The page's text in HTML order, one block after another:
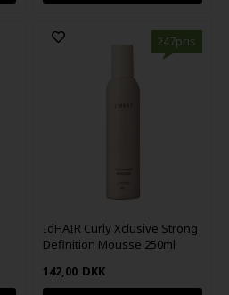
247pris
IdHAIR Curly Xclusive Strong
Definition Mousse 250ml
142,00 DKK